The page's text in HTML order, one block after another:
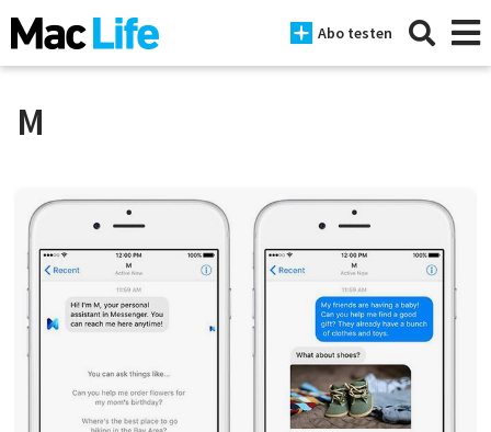
Abo testen
iPhone
Mac
iPad
Tests
Tipps
M